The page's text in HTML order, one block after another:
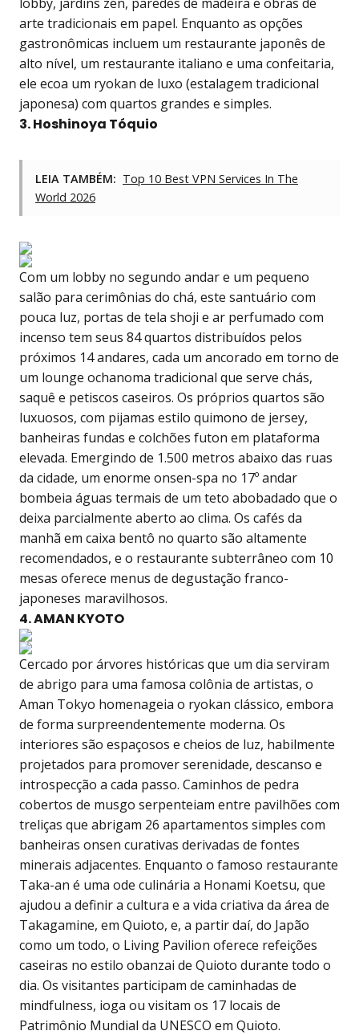
arte tradicionais em papel. Enquanto as opções
gastronômicas incluem um restaurante japonês de
alto nível, um restaurante italiano e uma confeitaria,
ele ecoa um ryokan de luxo (estalagem tradicional
japonesa) com quartos grandes e simples.
3. Hoshinoya Tóquio
LEIA TAMBÉM: Top 10 Best VPN Services In The
World 2026
Com um lobby no segundo andar e um pequeno
salão para cerimônias do chá, este santuário com
pouca luz, portas de tela shoji e ar perfumado com
incenso tem seus 84 quartos distribuídos pelos
próximos 14 andares, cada um ancorado em torno de
um lounge ochanoma tradicional que serve chás,
saquê e petiscos caseiros. Os próprios quartos são
luxuosos, com pijamas estilo quimono de jersey,
banheiras fundas e colchões futon em plataforma
elevada. Emergindo de 1.500 metros abaixo das ruas
da cidade, um enorme onsen-spa no 17º andar
bombeia águas termais de um teto abobadado que o
deixa parcialmente aberto ao clima. Os cafés da
manhã em caixa bentô no quarto são altamente
recomendados, e o restaurante subterrâneo com 10
mesas oferece menus de degustação franco-
japoneses maravilhosos.
4. AMAN KYOTO
Cercado por árvores históricas que um dia serviram
de abrigo para uma famosa colônia de artistas, o
Aman Tokyo homenageia o ryokan clássico, embora
de forma surpreendentemente moderna. Os
interiores são espaçosos e cheios de luz, habilmente
projetados para promover serenidade, descanso e
introspecção a cada passo. Caminhos de pedra
cobertos de musgo serpenteiam entre pavilhões com
treliças que abrigam 26 apartamentos simples com
banheiras onsen curativas derivadas de fontes
minerais adjacentes. Enquanto o famoso restaurante
Taka-an é uma ode culinária a Honami Koetsu, que
ajudou a definir a cultura e a vida criativa da área de
Takagamine, em Quioto, e, a partir daí, do Japão
como um todo, o Living Pavilion oferece refeições
caseiras no estilo obanzai de Quioto durante todo o
dia. Os visitantes participam de caminhadas de
mindfulness, ioga ou visitam os 17 locais de
Patrimônio Mundial da UNESCO em Quioto.